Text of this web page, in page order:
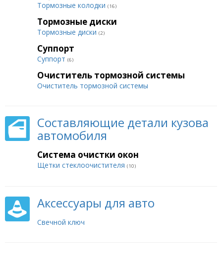
Тормозные колодки (16)
Тормозные диски
Тормозные диски (2)
Суппорт
Суппорт (6)
Очиститель тормозной системы
Очиститель тормозной системы
Составляющие детали кузова
автомобиля
Система очистки окон
Щетки стеклоочистителя (10)
Аксессуары для авто
Свечной ключ